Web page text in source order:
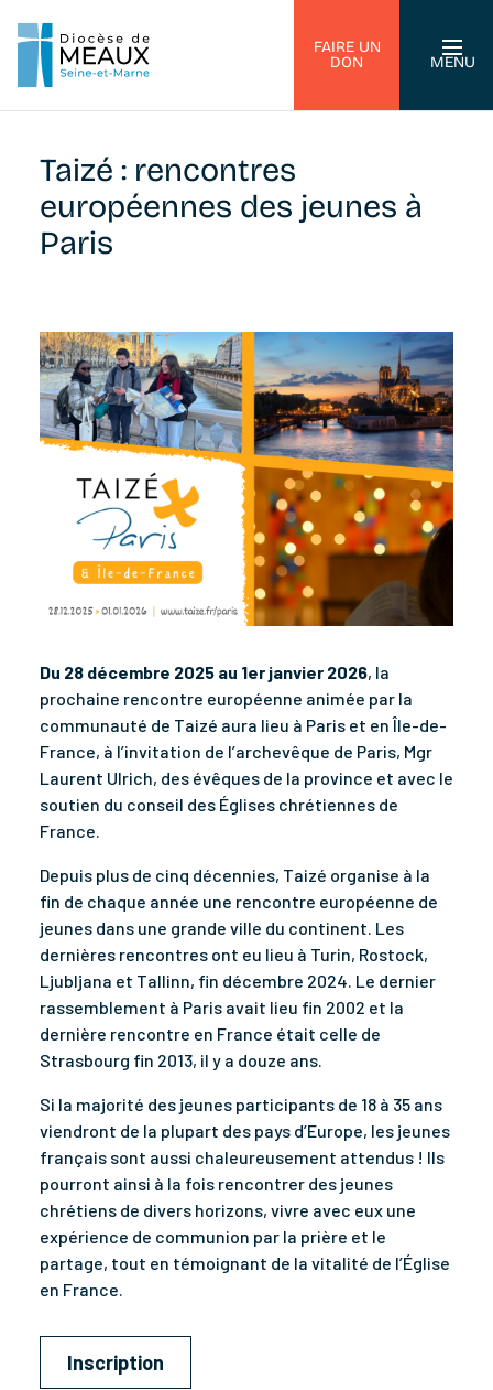
FAIRE UN
DON
MENU
Taizé : rencontres
européennes des jeunes à
Paris
Du 28 décembre 2025 au 1er janvier 2026, la
prochaine rencontre européenne animée par la
communauté de Taizé aura lieu à Paris et en Île-de-
France, à l’invitation de l’archevêque de Paris, Mgr
Laurent Ulrich, des évêques de la province et avec le
soutien du conseil des Églises chrétiennes de
France.
Depuis plus de cinq décennies, Taizé organise à la
fin de chaque année une rencontre européenne de
jeunes dans une grande ville du continent. Les
dernières rencontres ont eu lieu à Turin, Rostock,
Ljubljana et Tallinn, fin décembre 2024. Le dernier
rassemblement à Paris avait lieu fin 2002 et la
dernière rencontre en France était celle de
Strasbourg fin 2013, il y a douze ans.
Si la majorité des jeunes participants de 18 à 35 ans
viendront de la plupart des pays d’Europe, les jeunes
français sont aussi chaleureusement attendus ! Ils
pourront ainsi à la fois rencontrer des jeunes
chrétiens de divers horizons, vivre avec eux une
expérience de communion par la prière et le
partage, tout en témoignant de la vitalité de l’Église
en France.
Inscription